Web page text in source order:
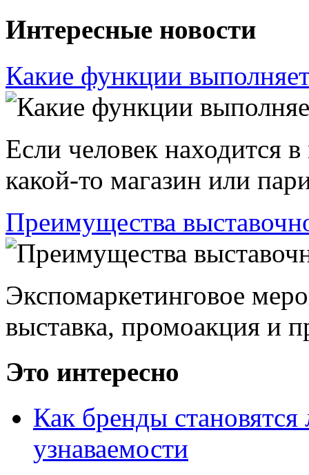
Интересные новости
Какие функции
Если человек находится
какой-то магазин или
Преимущества
Экспомаркетинговое
выставка, промоакция и
Это интересно
Как бренды
узнаваемости